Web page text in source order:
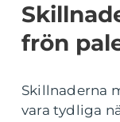
frön
Skillnaderna
vara tydliga